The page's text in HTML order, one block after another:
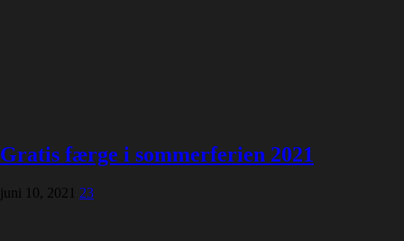
Gratis færge i sommerferien 2021
juni 10, 2021 23